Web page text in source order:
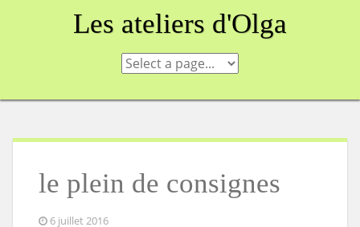
Les ateliers d'Olga
le plein de consignes
6 juillet 2016